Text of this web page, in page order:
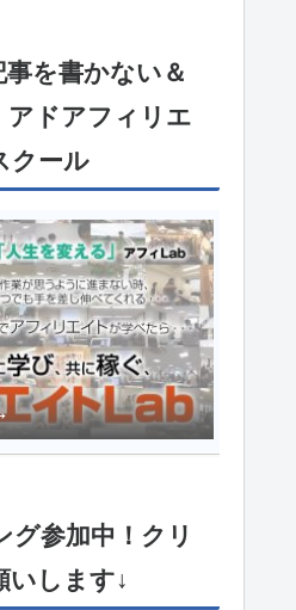
事を書かない＆
アドアフィリエ
クール
グ参加中！クリ
いします↓